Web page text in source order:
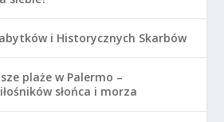
i Historycznych Skarbów
plaże w Palermo –
słońca i morza